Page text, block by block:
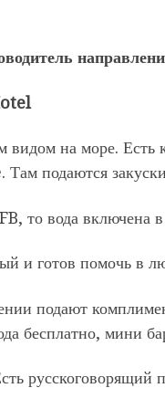
на море. Есть
подаются
то вода включена в
и готов помочь в
подают
бесплатно, мини
русскоговорящий